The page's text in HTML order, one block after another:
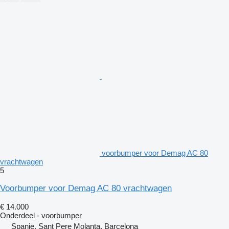
voorbumper voor Demag AC 80
vrachtwagen
5
Voorbumper voor Demag AC 80 vrachtwagen
€ 14.000
Onderdeel - voorbumper
Spanje, Sant Pere Molanta, Barcelona